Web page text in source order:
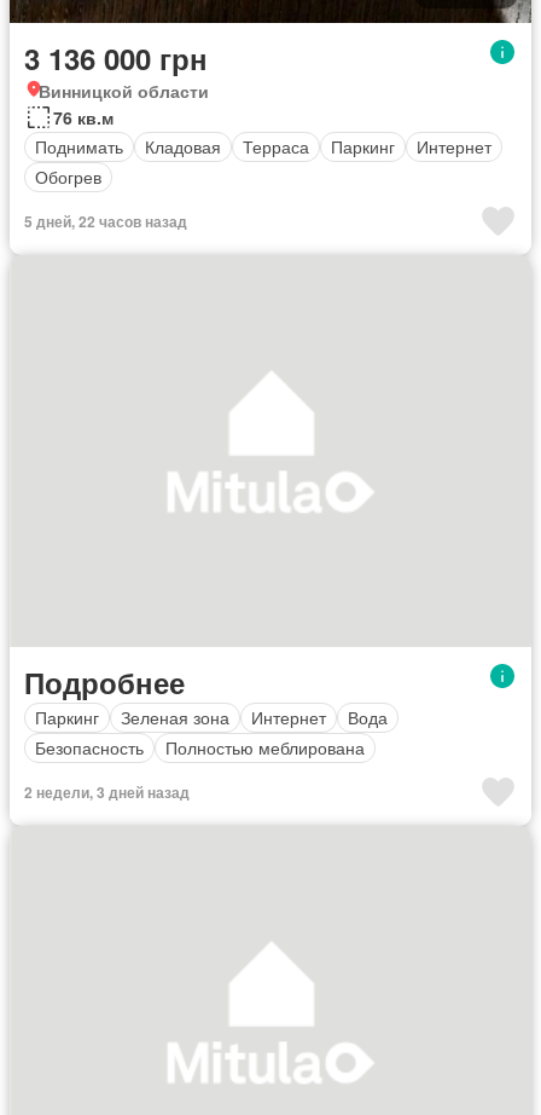
3 136 000 грн
Винницкой области
76 кв.м
Поднимать
Кладовая Терраса Паркинг
Интернет
Обогрев
5 дней, 22 часов назад
Подробнее
Паркинг Зеленая зона Интернет
Вода
Безопасность
Полностью меблирована
2 недели, 3 дней назад